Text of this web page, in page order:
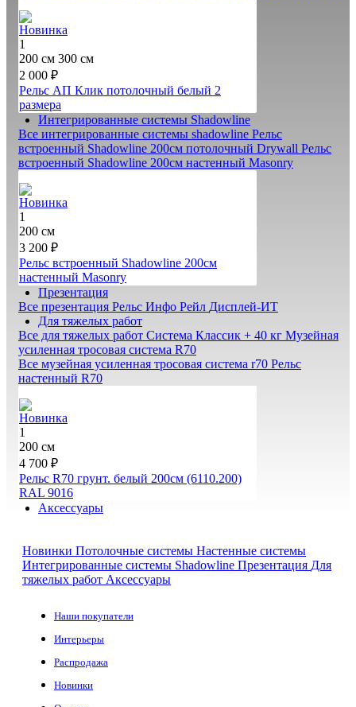
Новинка
1
200 см 300 см
2 000 ₽
Рельс АП Клик потолочный белый 2
размера
Интегрированные системы Shadowline
Все интегрированные системы shadowline Рельс
встроенный Shadowline 200см потолочный Drywall Рельс
встроенный Shadowline 200см настенный Masonry
Новинка
1
200 см
3 200 ₽
Рельс встроенный Shadowline 200см
настенный Masonry
Презентация
Все презентация Рельс Инфо Рейл Дисплей-ИТ
Для тяжелых работ
Все для тяжелых работ Система Классик + 40 кг Музейная
усиленная тросовая система R70
Все музейная усиленная тросовая система r70 Рельс
настенный R70
Новинка
1
200 см
4 700 ₽
Рельс R70 грунт. белый 200см (6110.200)
RAL 9016
Аксессуары
Новинки Потолочные системы Настенные системы
Интегрированные системы Shadowline Презентация Для
тяжелых работ Аксессуары
Наши покупатели
Интерьеры
Распродажа
Новинки